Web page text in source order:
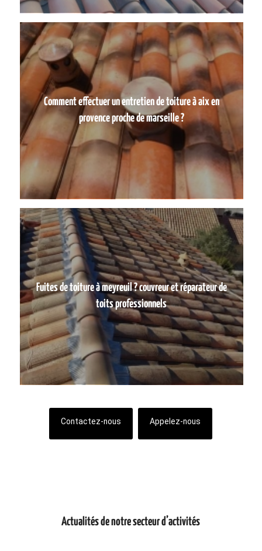
Comment effectuer un entretien de toiture à aix en
provence proche de marseille ?
Fuites de toiture à meyreuil ? couvreur et réparateur de
toits professionnels
Contactez-nous Appelez-nous
Actualités de notre secteur d’activités